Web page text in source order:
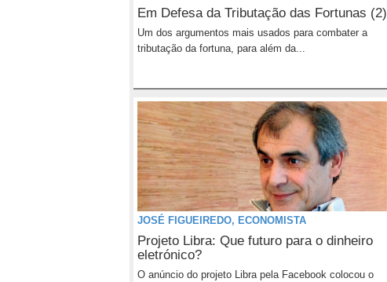
Em Defesa da Tributação das Fortunas (2)
Um dos argumentos mais usados para combater a
tributação da fortuna, para além da...
JOSÉ FIGUEIREDO, ECONOMISTA
Projeto Libra: Que futuro para o dinheiro
eletrónico?
O anúncio do projeto Libra pela Facebook colocou o